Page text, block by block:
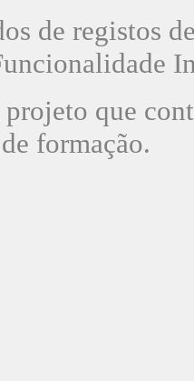
de registos
que
formação.